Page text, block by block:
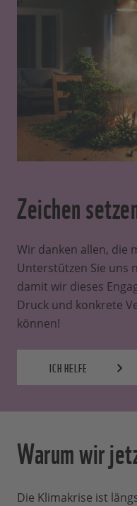
Zeichen
Wir danken allen, die
Unterstützen Sie uns
damit wir dieses
Druck und konkrete
können!
ICH HELFE
Warum wir
Die Klimakrise ist